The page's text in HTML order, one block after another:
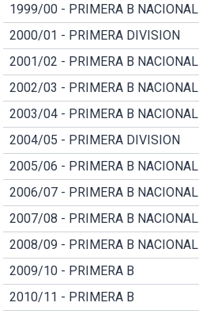
1999/00 - PRIMERA B NACIONAL
2000/01 - PRIMERA DIVISION
2001/02 - PRIMERA B NACIONAL
2002/03 - PRIMERA B NACIONAL
2003/04 - PRIMERA B NACIONAL
2004/05 - PRIMERA DIVISION
2005/06 - PRIMERA B NACIONAL
2006/07 - PRIMERA B NACIONAL
2007/08 - PRIMERA B NACIONAL
2008/09 - PRIMERA B NACIONAL
2009/10 - PRIMERA B
2010/11 - PRIMERA B